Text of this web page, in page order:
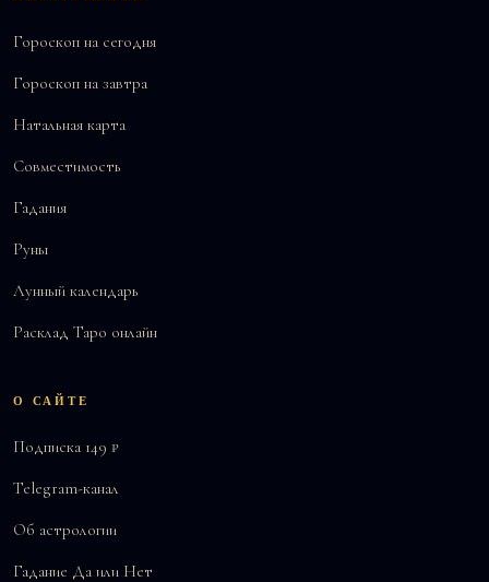
Гороскоп на сегодня
Гороскоп на завтра
Натальная карта
Совместимость
Гадания
Руны
Лунный календарь
Расклад Таро онлайн
О САЙТЕ
Подписка 149 ₽
Telegram-канал
Об астрологии
Гадание Да или Нет